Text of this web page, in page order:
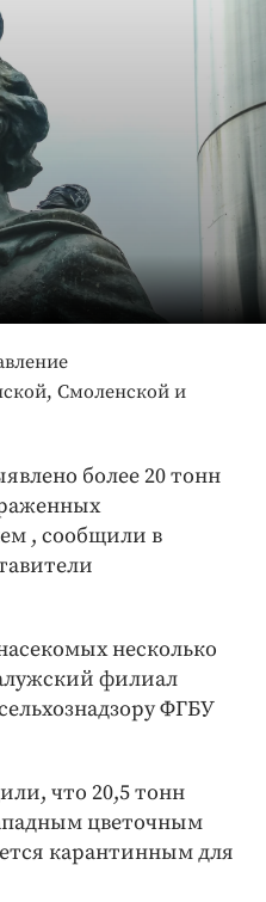
Смоленской и
более 20 тонн
, сообщили в
несколько
филиал
ФГБУ
что 20,5 тонн
цветочным
карантинным для